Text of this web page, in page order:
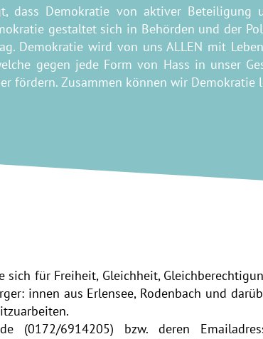
dass Demokratie von aktiver Beteiligung
gestaltet sich in Behörden und der
Demokratie wird von uns ALLEN mit
gegen jede Form von Hass in unser
fördern. Zusammen können wir Demokratie
für Freiheit, Gleichheit,
innen aus Erlensee, Rodenbach und
(0172/6914205) bzw. deren